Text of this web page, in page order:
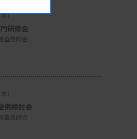
）
研修会
査技師会
）
例検討会
査技師会